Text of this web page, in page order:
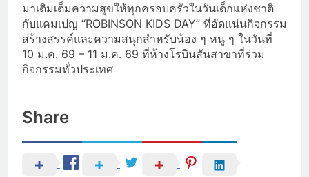
มาเติมเต็มความสุขให้ทุกครอบครัวในวันเด็กแห่งชาติ
กับแคมเปญ “ROBINSON KIDS DAY” ที่อัดแน่นกิจกรรม
สร้างสรรค์และความสนุกสำหรับน้อง ๆ หนู ๆ ในวันที่
10 ม.ค. 69 – 11 ม.ค. 69 ที่ห้างโรบินสันสาขาที่ร่วม
กิจกรรมทั่วประเทศ
Share